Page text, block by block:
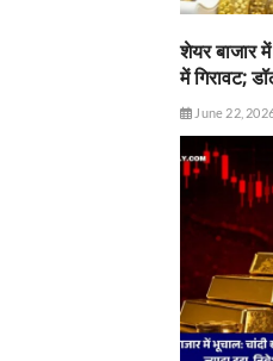
शेयर बाजार
में गिरावट;
June 22,